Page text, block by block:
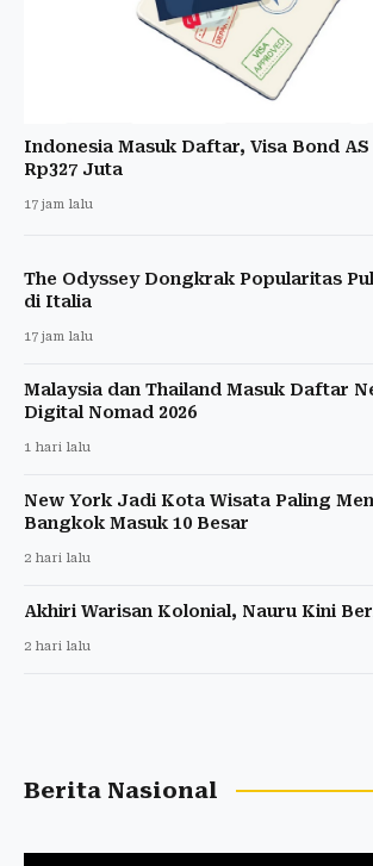
Indonesia Masuk Daftar, Visa Bond
Rp327 Juta
17 jam lalu
The Odyssey Dongkrak Popularitas
di Italia
17 jam lalu
Malaysia dan Thailand Masuk Daftar
Digital Nomad 2026
1 hari lalu
New York Jadi Kota Wisata Paling
Bangkok Masuk 10 Besar
2 hari lalu
Akhiri Warisan Kolonial, Nauru Kini
2 hari lalu
Berita Nasional